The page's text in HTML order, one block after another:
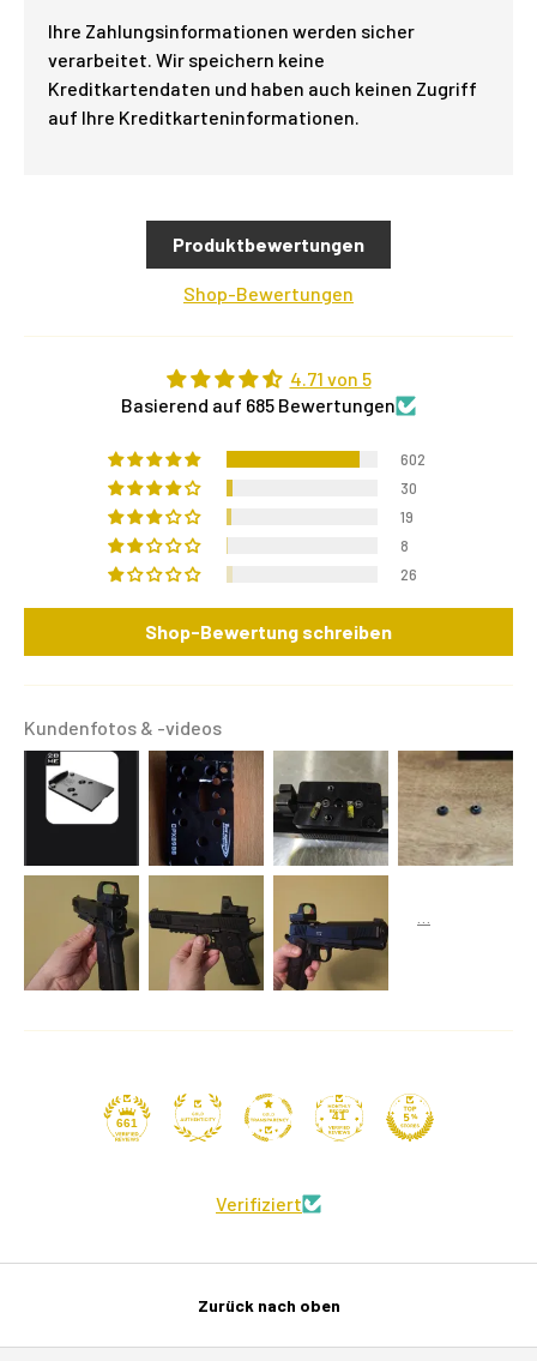
Ihre Zahlungsinformationen werden sicher
verarbeitet. Wir speichern keine
Kreditkartendaten und haben auch keinen Zugriff
auf Ihre Kreditkarteninformationen.
Produktbewertungen
Shop-Bewertungen
4.71 von 5
Basierend auf 685 Bewertungen
602
30
19
8
26
Shop-Bewertung schreiben
Kundenfotos & -videos
661
41
Verifiziert
Zurück nach oben